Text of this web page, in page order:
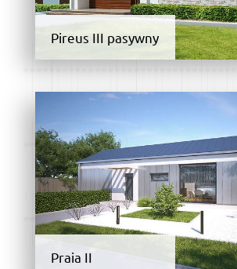
Pireus III pasywny
Praia II